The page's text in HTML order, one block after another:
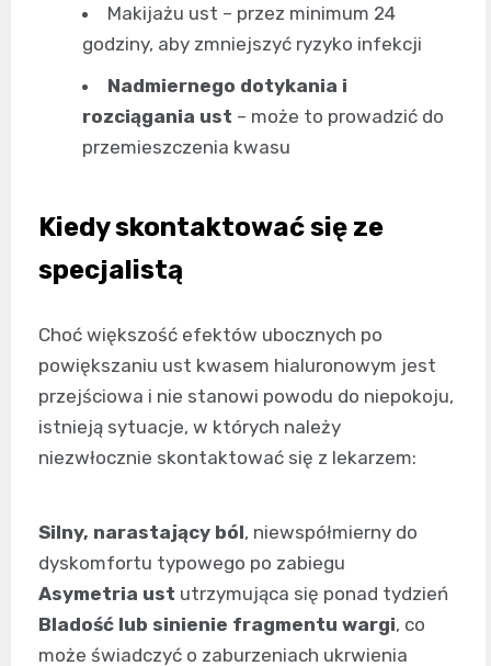
Makijażu ust – przez minimum 24
godziny, aby zmniejszyć ryzyko infekcji
Nadmiernego dotykania i
rozciągania ust – może to prowadzić do
przemieszczenia kwasu
Kiedy skontaktować się ze
specjalistą
Choć większość efektów ubocznych po
powiększaniu ust kwasem hialuronowym jest
przejściowa i nie stanowi powodu do niepokoju,
istnieją sytuacje, w których należy
niezwłocznie skontaktować się z lekarzem:
Silny, narastający ból, niewspółmierny do
dyskomfortu typowego po zabiegu
Asymetria ust utrzymująca się ponad tydzień
Bladość lub sinienie fragmentu wargi, co
może świadczyć o zaburzeniach ukrwienia